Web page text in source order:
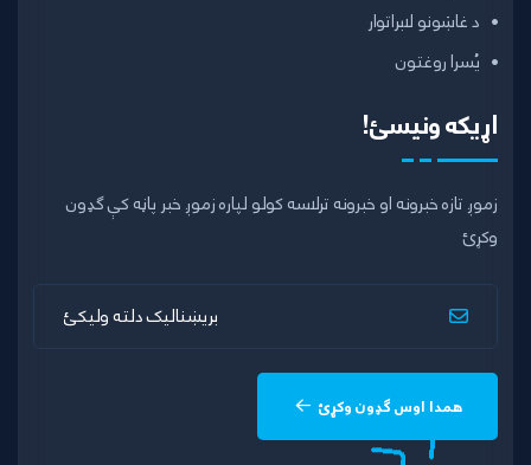
د غاښونو لابراتوار
یُسرا روغتون
اړیکه ونیسئ!
زموږ تازه خبرونه او خبرونه ترلاسه کولو لپاره زموږ خبر پاڼه کې ګډون
وکړئ
همدا اوس ګډون وکړئ